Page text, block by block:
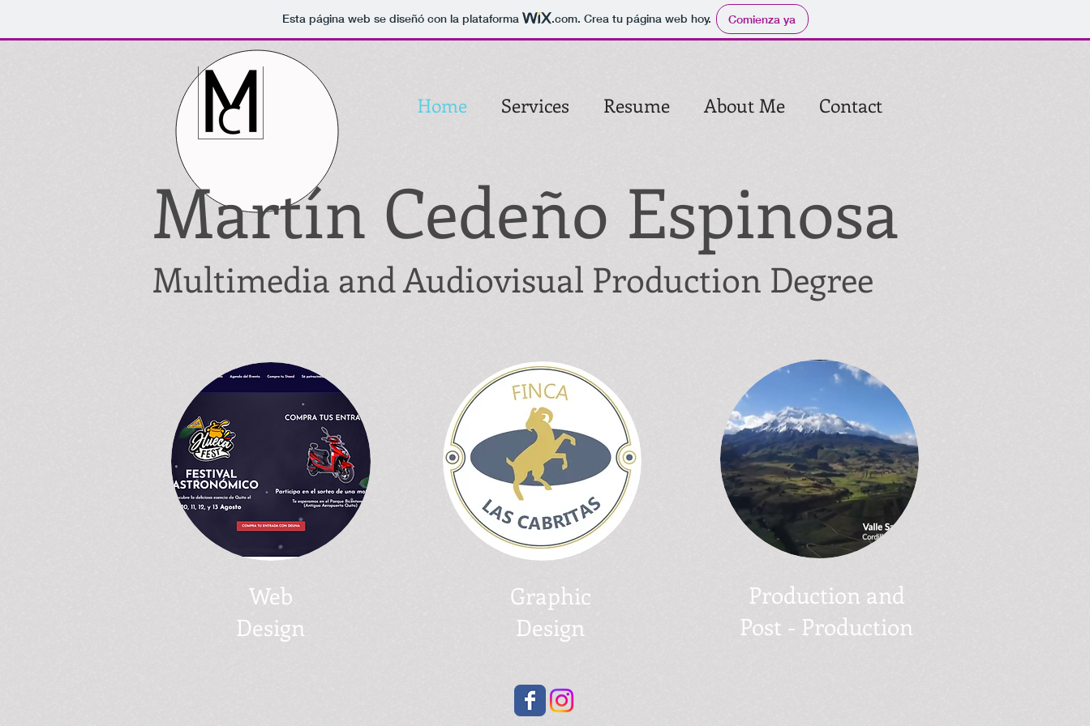
Esta página web se diseñó con la plataforma .com. Crea tu página web hoy. Comienza ya
Home Services Resume About Me Contact
Martín Cedeño Espinosa
Multimedia and Audiovisual Production Degree
Web
Design
Graphic
Design
Production and
Post - Production